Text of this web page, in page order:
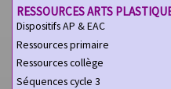
RESSOURCES ARTS
Dispositifs AP & EAC
Ressources primaire
Ressources collège
Séquences cycle 3